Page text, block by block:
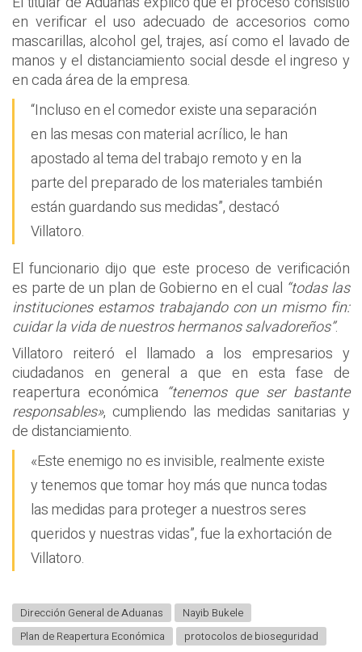
en verificar el uso adecuado de accesorios como
mascarillas, alcohol gel, trajes, así como el lavado de
manos y el distanciamiento social desde el ingreso y
en cada área de la empresa.
“Incluso en el comedor existe una separación
en las mesas con material acrílico, le han
apostado al tema del trabajo remoto y en la
parte del preparado de los materiales también
están guardando sus medidas”, destacó
Villatoro.
El funcionario dijo que este proceso de verificación
es parte de un plan de Gobierno en el cual “todas las
instituciones estamos trabajando con un mismo fin:
cuidar la vida de nuestros hermanos salvadoreños”.
Villatoro reiteró el llamado a los empresarios y
ciudadanos en general a que en esta fase de
reapertura económica “tenemos que ser bastante
responsables», cumpliendo las medidas sanitarias y
de distanciamiento.
«Este enemigo no es invisible, realmente existe
y tenemos que tomar hoy más que nunca todas
las medidas para proteger a nuestros seres
queridos y nuestras vidas”, fue la exhortación de
Villatoro.
Dirección General de Aduanas
Nayib Bukele
Plan de Reapertura Económica
protocolos de bioseguridad